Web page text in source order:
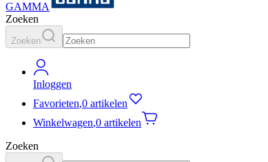
GAMMA
Zoeken
Zoeken
Inloggen
Favorieten,0 artikelen
Winkelwagen,0 artikelen
Zoeken